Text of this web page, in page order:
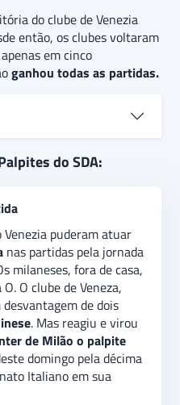
do clube de Venezia
então, os clubes voltaram
em cinco
ganhou todas as partidas.
sete partidassua
derrotas e um empate
Prossegue na zona
na vitória da Inter de
deste domingo
Campeonato Italiano
gols acima/abaixo
acima de 1,5 tento
do SDA:
puderam atuar
nas partidas pela jornada
milaneses, fora de casa,
O clube de Veneza,
de dois
. Mas reagiu e virou
de Milão o palpite
domingo pela décima
Italiano em sua